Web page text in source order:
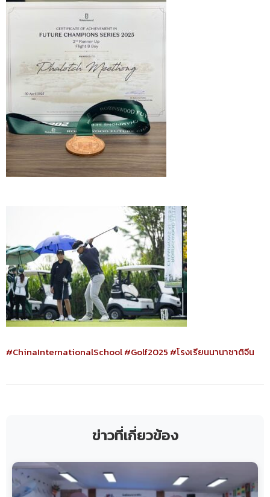
#ChinaInternationalSchool#Golf2025 #โรงเรียนนานาชาติจีน
ข่าวที่เกี่ยวข้อง